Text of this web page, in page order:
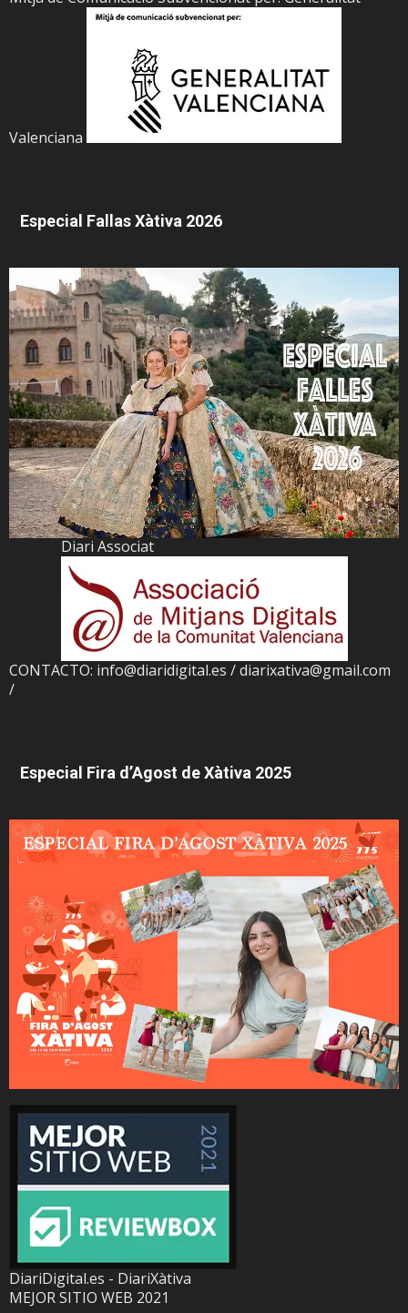
Valenciana
Especial Fallas Xàtiva 2026
Diari Associat
CONTACTO: info@diaridigital.es / diarixativa@gmail.com
/
Especial Fira d’Agost de Xàtiva 2025
DiariDigital.es - DiariXàtiva
MEJOR SITIO WEB 2021